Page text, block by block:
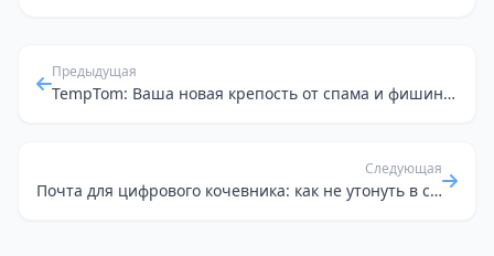
Предыдущая
TempTom: Ваша новая крепость от спама и фишинга
Следующая
Почта для цифрового кочевника: как не утонуть в спаме и сохранить анонимность